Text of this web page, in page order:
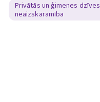
Privātās un ģimenes dzīves
neaizskaramība